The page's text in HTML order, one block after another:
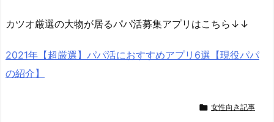
カツオ厳選の大物が居るパパ活募集アプリはこちら↓↓
2021年【超厳選】パパ活におすすめアプリ6選【現役パパ
の紹介】
 女性向き記事